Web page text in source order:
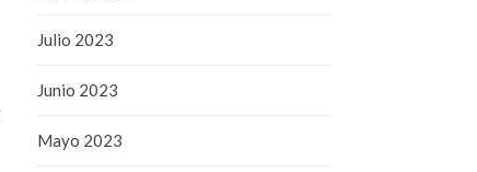
Julio 2023
Junio 2023
Mayo 2023